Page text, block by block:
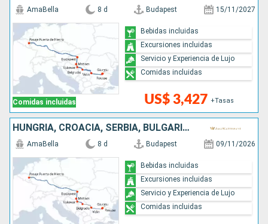
Comidas incluidas
AmaBella 8 d Budapest 15/11/2027
US$ 3,427 +Tasas
Bebidas incluidas
Excursiones incluidas
Servicio y Experiencia de Lujo
Comidas incluidas
HUNGRÍA, CROACIA, SERBIA, BULGARIA, RUMANIA
AmaBella 8 d Budapest 09/11/2026
Bebidas incluidas
Excursiones incluidas
Servicio y Experiencia de Lujo
Comidas incluidas